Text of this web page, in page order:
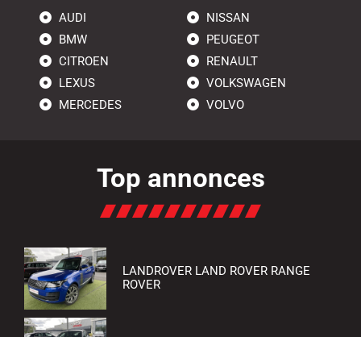
AUDI
BMW
CITROEN
LEXUS
MERCEDES
NISSAN
PEUGEOT
RENAULT
VOLKSWAGEN
VOLVO
Top annonces
LANDROVER LAND ROVER RANGE
ROVER